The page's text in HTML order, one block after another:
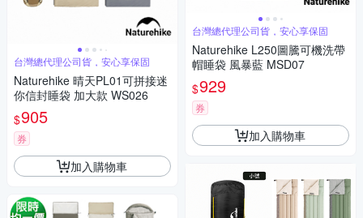
台灣總代理公司貨，安心享保固
Naturehike 晴天PL01可拼接迷
你信封睡袋 加大款 WS026
$905
券
加入購物車
台灣總代理公司貨，安心享保固
Naturehike L250圖騰可機洗帶
帽睡袋 風暴藍 MSD07
$929
券
加入購物車